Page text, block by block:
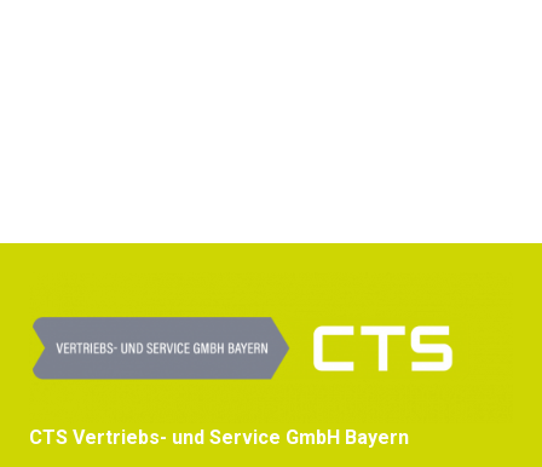
CTS Vertriebs- und Service GmbH Bayern